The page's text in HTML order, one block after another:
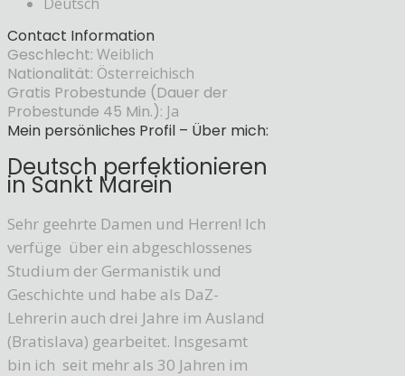
Contact Information
Geschlecht: Weiblich
Nationalität: Österreichisch
Gratis Probestunde (Dauer der
Probestunde 45 Min.): Ja
Mein persönliches Profil – Über mich:
Deutsch perfektionieren
in Sankt Marein
Sehr geehrte Damen und Herren! Ich
verfüge über ein abgeschlossenes
Studium der Germanistik und
Geschichte und habe als DaZ-
Lehrerin auch drei Jahre im Ausland
(Bratislava) gearbeitet. Insgesamt
bin ich seit mehr als 30 Jahren im